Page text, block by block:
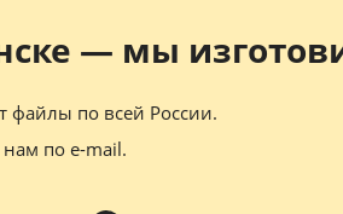
— мы
файлы по всей России.
по e-mail.